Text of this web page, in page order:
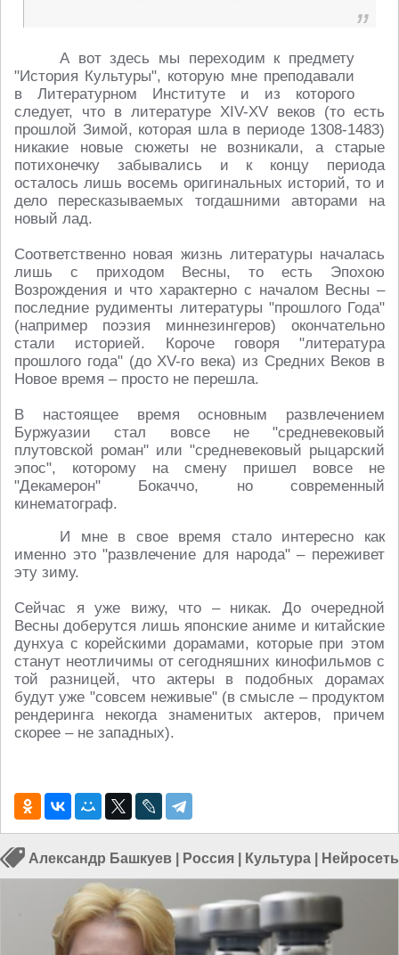
А вот здесь мы переходим к предмету
"История Культуры", которую мне преподавали
в Литературном Институте и из которого
следует, что в литературе XIV-XV веков (то есть
прошлой Зимой, которая шла в периоде 1308-1483)
никакие новые сюжеты не возникали, а старые
потихонечку забывались и к концу периода
осталось лишь восемь оригинальных историй, то и
дело пересказываемых тогдашними авторами на
новый лад.
Соответственно новая жизнь литературы началась
лишь с приходом Весны, то есть Эпохою
Возрождения и что характерно с началом Весны –
последние рудименты литературы "прошлого Года"
(например поэзия миннезингеров) окончательно
стали историей. Короче говоря "литература
прошлого года" (до XV-го века) из Средних Веков в
Новое время – просто не перешла.
В настоящее время основным развлечением
Буржуазии стал вовсе не "средневековый
плутовской роман" или "средневековый рыцарский
эпос", которому на смену пришел вовсе не
"Декамерон" Бокаччо, но современный
кинематограф.
И мне в свое время стало интересно как
именно это "развлечение для народа" – переживет
эту зиму.
Сейчас я уже вижу, что – никак. До очередной
Весны доберутся лишь японские аниме и китайские
дунхуа с корейскими дорамами, которые при этом
станут неотличимы от сегодняшних кинофильмов с
той разницей, что актеры в подобных дорамах
будут уже "совсем неживые" (в смысле – продуктом
рендеринга некогда знаменитых актеров, причем
скорее – не западных).
Александр Башкуев Россия Культура Нейросеть